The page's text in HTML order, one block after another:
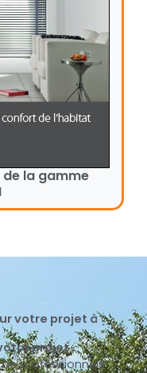
la gamme
votre projet à
projet
professionnels